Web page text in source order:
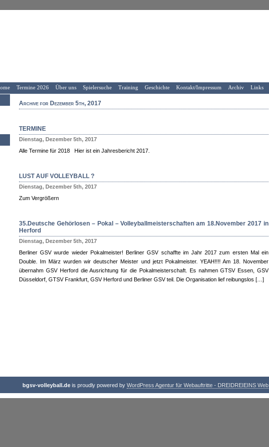
Termine 2026 Über uns Spielersuche Training Geschichte Kontakt/Impressum Archiv Links
Archive for Dezember 5th, 2017
TERMINE
Dienstag, Dezember 5th, 2017
Alle Termine für 2018 Hier ist ein Jahresbericht 2017.
LUST AUF VOLLEYBALL ?
Dienstag, Dezember 5th, 2017
Zum Vergrößern
35.Deutsche Gehörlosen – Pokal – Volleyballmeisterschaften am 18.November 2017 in
Herford
Dienstag, Dezember 5th, 2017
Berliner GSV wurde wieder Pokalmeister! Berliner GSV schaffte im Jahr 2017 zum ersten Mal ein
Double. Im März wurden wir deutscher Meister und jetzt Pokalmeister. YEAH!!!! Am 18. November
übernahm GSV Herford die Ausrichtung für die Pokalmeisterschaft. Es nahmen GTSV Essen, GSV
Düsseldorf, GTSV Frankfurt, GSV Herford und Berliner GSV teil. Die Organisation lief reibungslos […]
bgsv-volleyball.deis proudly powered by WordPress Agentur für Webauftritte - DREIDREIEINS Web